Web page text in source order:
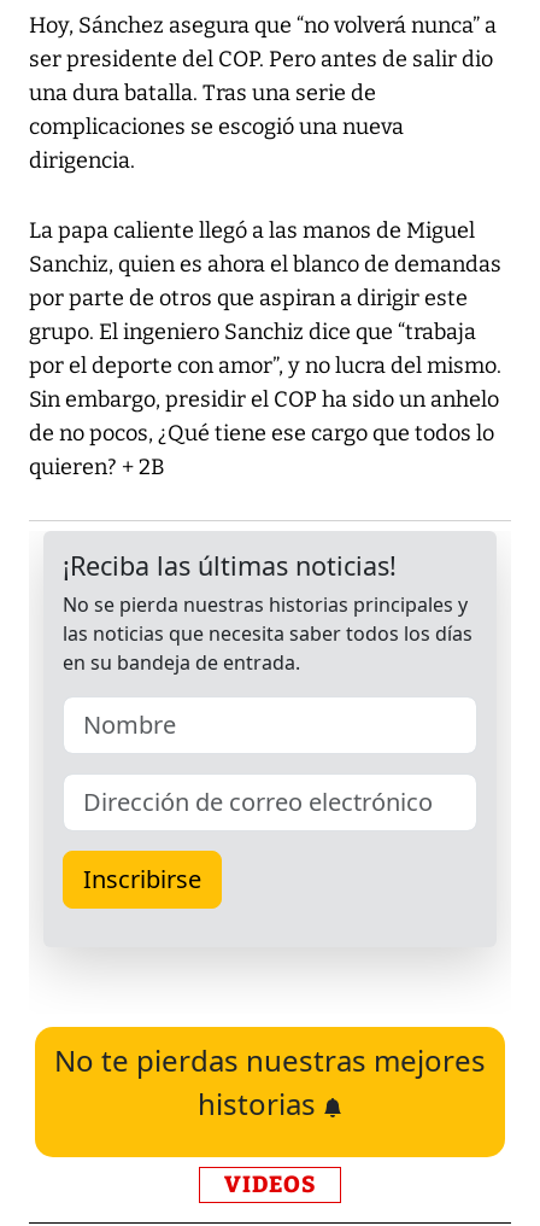
Hoy, Sánchez asegura que “no volverá nunca” a
ser presidente del COP. Pero antes de salir dio
una dura batalla. Tras una serie de
complicaciones se escogió una nueva
dirigencia.
La papa caliente llegó a las manos de Miguel
Sanchiz, quien es ahora el blanco de demandas
por parte de otros que aspiran a dirigir este
grupo. El ingeniero Sanchiz dice que “trabaja
por el deporte con amor”, y no lucra del mismo.
Sin embargo, presidir el COP ha sido un anhelo
de no pocos, ¿Qué tiene ese cargo que todos lo
quieren? + 2B
No te pierdas nuestras mejores
historias
VIDEOS